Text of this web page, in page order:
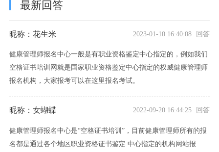
最新回答
昵称：花生米 2023-01-10 16:40:08 回答
健康管理师报名中心一般是有职业资格鉴定中心指定的，例如我们
空格证书培训网就是国家职业资格鉴定中心指定的权威健康管理师
报名机构，大家报考可以在这里报名考试。
昵称：女蝴蝶 2022-09-20 16:44:25 回答
健康管理师报名中心是“空格证书培训”，目前健康管理师所有的报
名都是通过各个地区职业资格证书鉴定 中心指定的机构网站报